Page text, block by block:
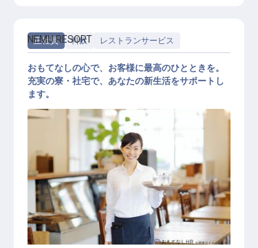
正社員 料飲 レストランサービス
レストランスタッフ
NEMU RESORT
おもてなしの心で、お客様に最高のひとときを。
充実の寮・社宅で、あなたの新生活をサポートし
ます。